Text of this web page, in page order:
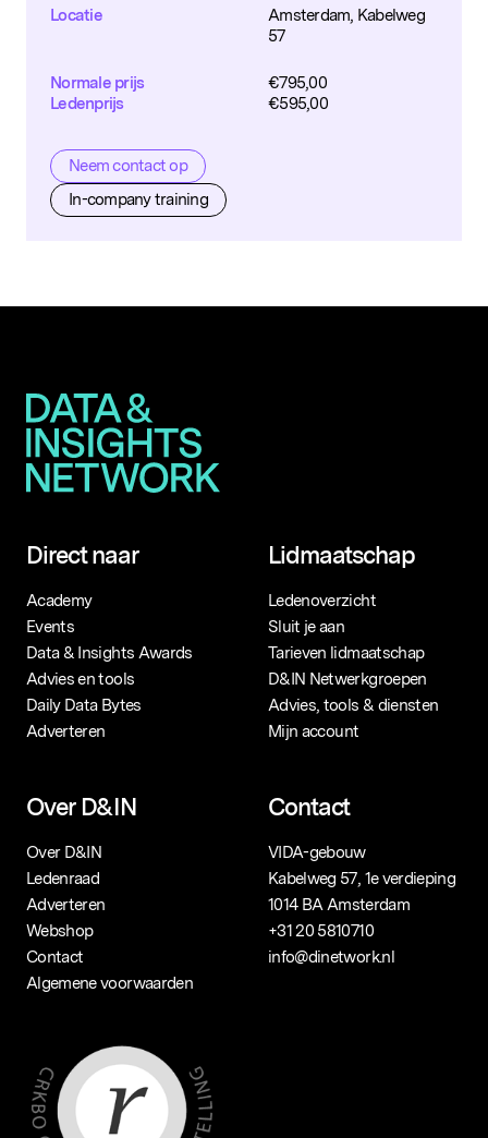
Locatie
Amsterdam, Kabelweg
57
Normale prijs €795,00
Ledenprijs
€595,00
Neem contact op
In-company training
Direct naar
Academy
Events
Data & Insights Awards
Advies en tools
Daily Data Bytes
Adverteren
Lidmaatschap
Ledenoverzicht
Sluit je aan
Tarieven lidmaatschap
D&IN Netwerkgroepen
Advies, tools & diensten
Mijn account
Over D&IN
Over D&IN
Ledenraad
Adverteren
Webshop
Contact
Algemene voorwaarden
Contact
VIDA-gebouw
Kabelweg 57, 1e verdieping
1014 BA Amsterdam
+31 20 5810710
info@dinetwork.nl